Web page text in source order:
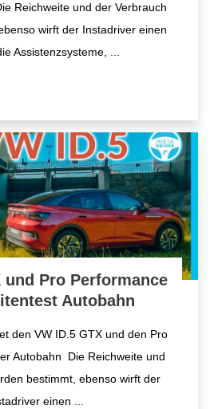
Reichweite und der Verbrauch
wirft der Instadriver einen
Assistenzsysteme,
und Pro Performance
Autobahn
den VW ID.5 GTX und den Pro
Autobahn Die Reichweite und
bestimmt, ebenso wirft der
einen